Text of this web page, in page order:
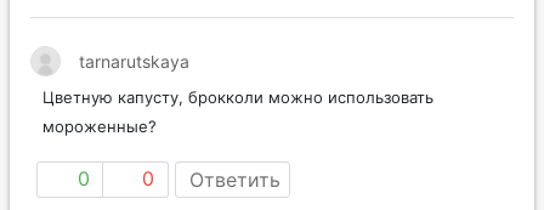
tarnarutskaya
Цветную капусту, брокколи можно использовать
мороженные?
0 0 Ответить